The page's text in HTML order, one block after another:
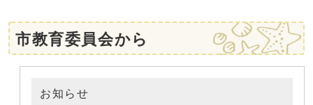
市教育委員会から
お知らせ